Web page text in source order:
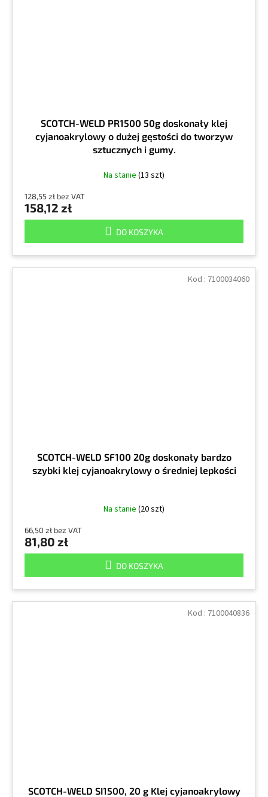
SCOTCH-WELD PR1500 50g doskonały klej
cyjanoakrylowy o dużej gęstości do tworzyw
sztucznych i gumy.
Na stanie (13 szt)
128,55 zł bez VAT
158,12 zł
DO KOSZYKA
SCOTCH-WELD SF100 20g doskonały bardzo
szybki klej cyjanoakrylowy o średniej lepkości
Na stanie (20 szt)
66,50 zł bez VAT
81,80 zł
DO KOSZYKA
Kod : 7100034060
SCOTCH-WELD SI1500, 20 g Klej cyjanoakrylowy
Kod : 7100040836